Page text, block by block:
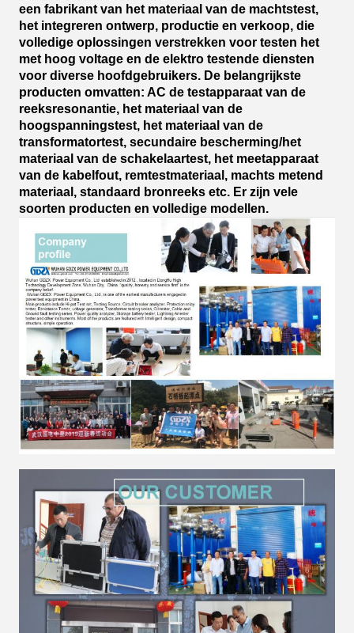
een fabrikant van het materiaal van de machtstest,
het integreren ontwerp, productie en verkoop, die
volledige oplossingen verstrekken voor testen het
met hoog voltage en de elektro testende diensten
voor diverse hoofdgebruikers. De belangrijkste
producten omvatten: AC de testapparaat van de
reeksresonantie, het materiaal van de
hoogspanningstest, het materiaal van de
transformatortest, secundaire bescherming/het
materiaal van de schakelaartest, het meetapparaat
van de kabelfout, remtestmateriaal, machts metend
materiaal, standaard bronreeks etc. Er zijn vele
soorten producten en volledige modellen.